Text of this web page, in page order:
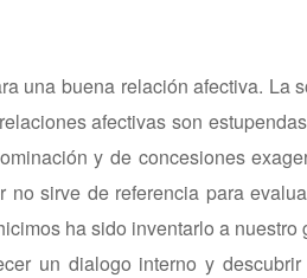
una buena relación afectiva. La
afectivas son
y de concesiones
sirve de referencia para
ha sido inventarlo a nuestro
un dialogo interno y